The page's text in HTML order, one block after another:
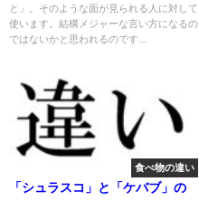
と」。そのような面が見られる人に対して
使います。結構メジャーな言い方になるの
ではないかと思われるのです...
食べ物の違い
「シュラスコ」と「ケバブ」の